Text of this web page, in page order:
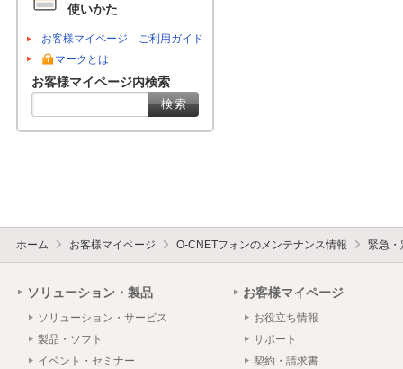
使いかた
お客様マイページ ご利用ガイド
マークとは
お客様マイページ内検索
ホーム お客様マイページ O-CNETフォンのメンテナンス情報 緊急・
ソリューション・製品
ソリューション・サービス
製品・ソフト
イベント・セミナー
お客様マイページ
お役立ち情報
サポート
契約・請求書